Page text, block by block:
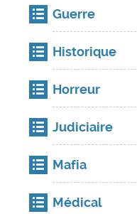
Guerre
Historique
Horreur
Judiciaire
Mafia
Médical